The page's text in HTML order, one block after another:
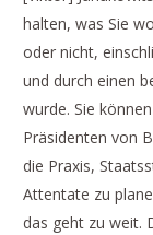
halten, was Sie
oder nicht,
und durch einen
wurde. Sie
Präsidenten von
die Praxis,
Attentate zu
das geht zu weit.